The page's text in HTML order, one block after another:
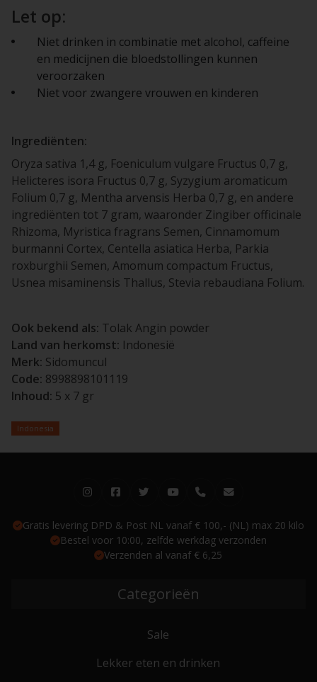
Let op:
Niet drinken in combinatie met alcohol, caffeine
en medicijnen die bloedstollingen kunnen
veroorzaken
Niet voor zwangere vrouwen en kinderen
Ingrediënten:
Oryza sativa 1,4 g, Foeniculum vulgare Fructus 0,7 g,
Helicteres isora Fructus 0,7 g, Syzygium aromaticum
Folium 0,7 g, Mentha arvensis Herba 0,7 g, en andere
ingrediënten tot 7 gram, waaronder Zingiber officinale
Rhizoma, Myristica fragrans Semen, Cinnamomum
burmanni Cortex, Centella asiatica Herba, Parkia
roxburghii Semen, Amomum compactum Fructus,
Usnea misaminensis Thallus, Stevia rebaudiana Folium.
Ook bekend als: Tolak Angin powder
Land van herkomst: Indonesië
Merk: Sidomuncul
Code: 8998898101119
Inhoud: 5 x 7 gr
Indonesia
Gratis levering DPD & Post NL vanaf € 100,- (NL) max 20 kilo
Bestel voor 10:00, zelfde werkdag verzonden
Verzenden al vanaf € 6,25
Categorieën
Sale
Lekker eten en drinken